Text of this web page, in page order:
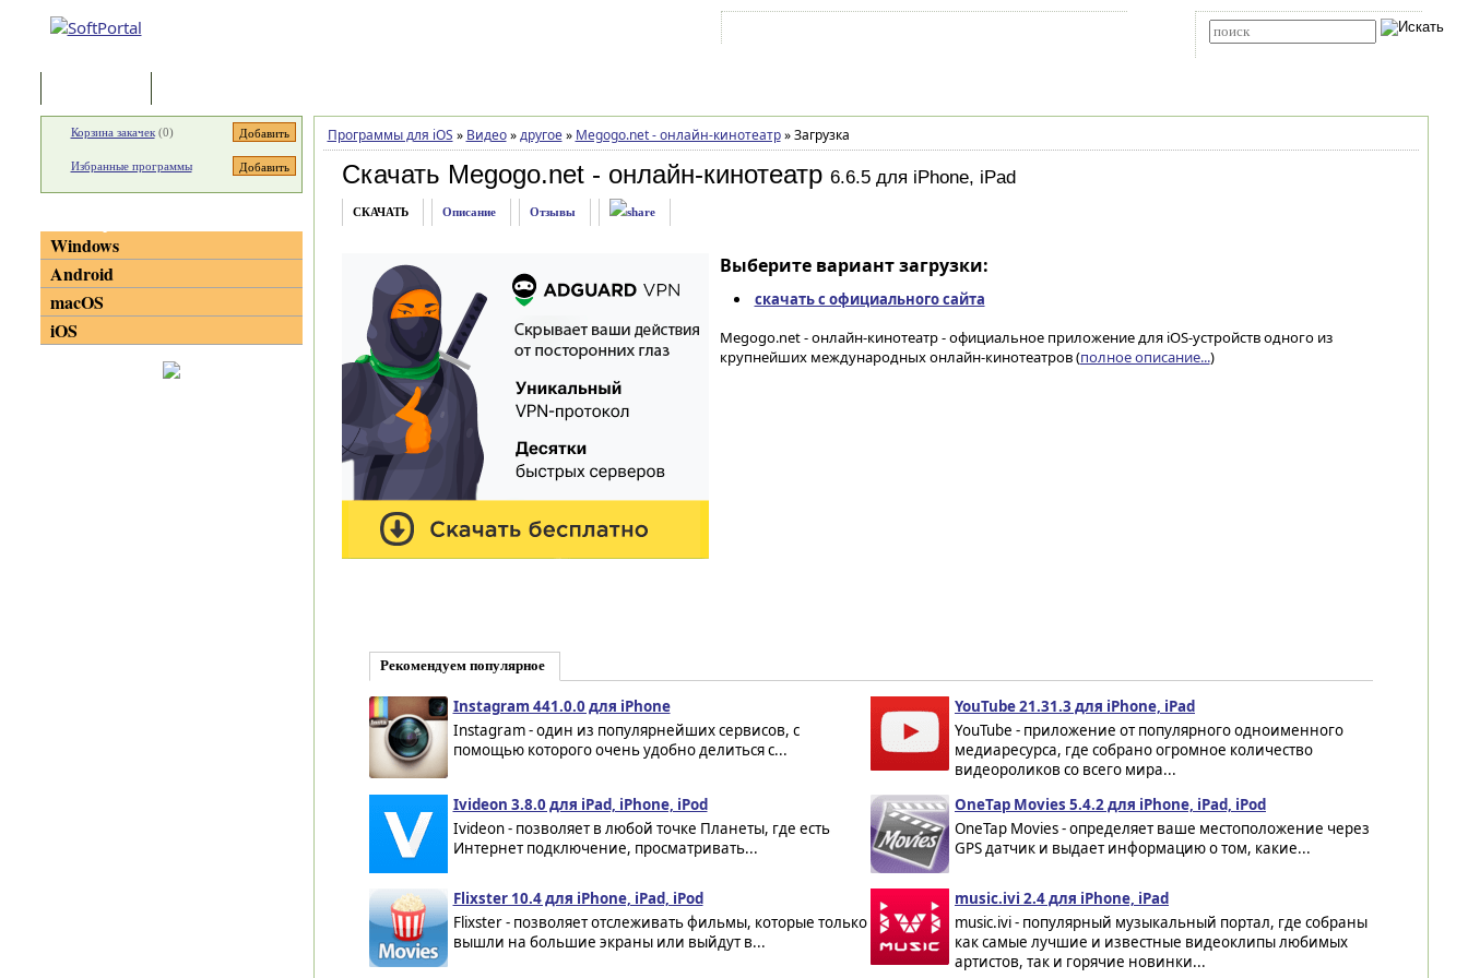
Программы для iOS » Видео » другое » Megogo.net - онлайн-кинотеатр »Загрузка
Скачать Megogo.net - онлайн-кинотеатр 6.6.5 для iPhone, iPad
СКАЧАТЬ Описание Отзывы
Выберите вариант загрузки:
скачать с официального сайта
Megogo.net - онлайн-кинотеатр - официальное приложение для iOS-устройств одного из
крупнейших международных онлайн-кинотеатров (полное описание...)
Рекомендуем популярное
Instagram 441.0.0 для iPhone
Instagram - один из популярнейших сервисов, с
помощью которого очень удобно делиться с...
YouTube 21.31.3 для iPhone, iPad
YouTube - приложение от популярного одноименного
медиаресурса, где собрано огромное количество
видеороликов со всего мира...
Ivideon 3.8.0 для iPad, iPhone, iPod
Ivideon - позволяет в любой точке Планеты, где есть
Интернет подключение, просматривать...
OneTap Movies 5.4.2 для iPhone, iPad, iPod
OneTap Movies - определяет ваше местоположение через
GPS датчик и выдает информацию о том, какие...
Flixster 10.4 для iPhone, iPad, iPod
Flixster - позволяет отслеживать фильмы, которые только
вышли на большие экраны или выйдут в...
music.ivi 2.4 для iPhone, iPad
music.ivi - популярный музыкальный портал, где собраны
как самые лучшие и известные видеоклипы любимых
артистов, так и горячие новинки...
Корзина закачек(0)
Избранные программы
Windows
Android
macOS
iOS